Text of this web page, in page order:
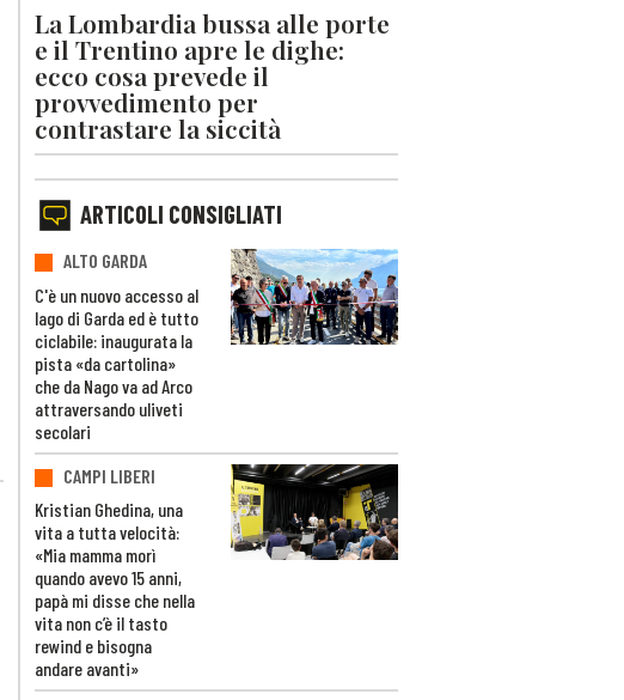
La Lombardia bussa alle porte
e il Trentino apre le dighe:
ecco cosa prevede il
provvedimento per
contrastare la siccità
ARTICOLI CONSIGLIATI
ALTO GARDA
C'è un nuovo accesso al
lago di Garda ed è tutto
ciclabile: inaugurata la
pista «da cartolina»
che da Nago va ad Arco
attraversando uliveti
secolari
CAMPI LIBERI
Kristian Ghedina, una
vita a tutta velocità:
«Mia mamma morì
quando avevo 15 anni,
papà mi disse che nella
vita non c’è il tasto
rewind e bisogna
andare avanti»